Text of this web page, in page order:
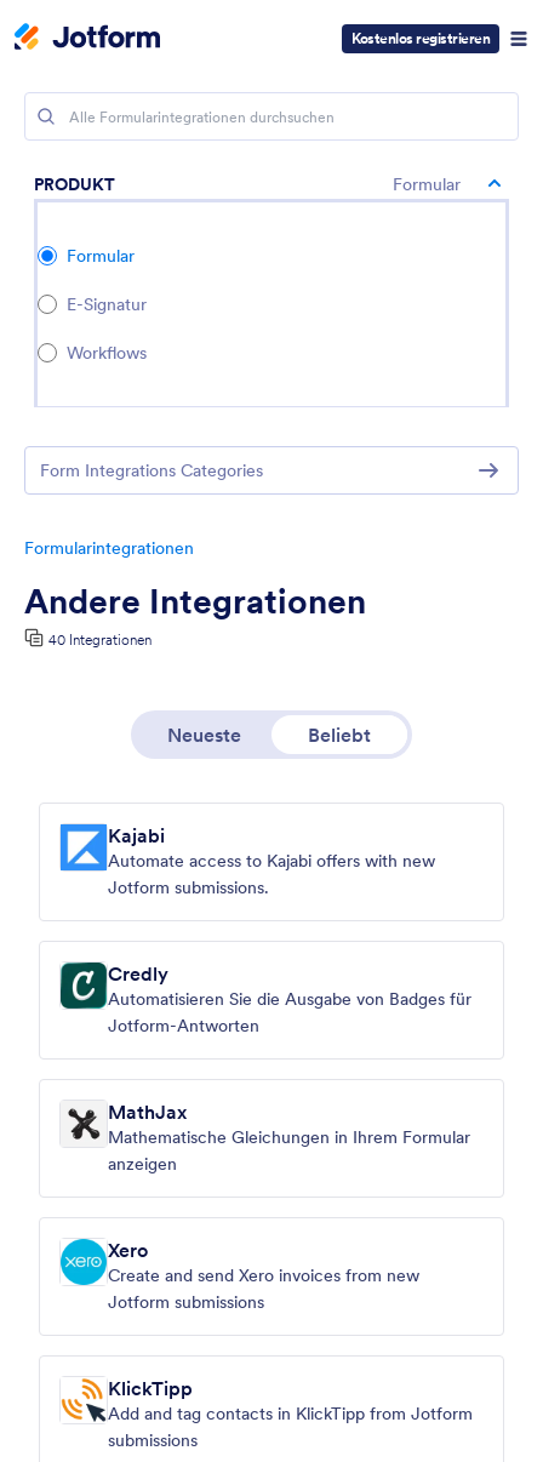
Kostenlos registrieren
Formularintegrationen
Andere Integrationen
40 Integrationen
Neueste Beliebt
Kajabi
Automate access to Kajabi offers with new
Jotform submissions.
Credly
Automatisieren Sie die Ausgabe von Badges für
Jotform-Antworten
MathJax
Mathematische Gleichungen in Ihrem Formular
anzeigen
Xero
Create and send Xero invoices from new
Jotform submissions
KlickTipp
Add and tag contacts in KlickTipp from Jotform
submissions
PRODUKT Formular
Formular
E-Signatur
Workflows
Form Integrations Categories